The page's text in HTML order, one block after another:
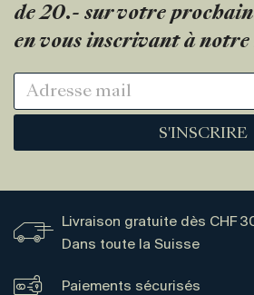
de 20.- sur votre
en vous inscrivant à
S'INSCRIRE
Livraison gratuite dès CHF
Dans toute la Suisse
Paiements sécurisés